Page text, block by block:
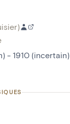
)
- 1910 (incertain)